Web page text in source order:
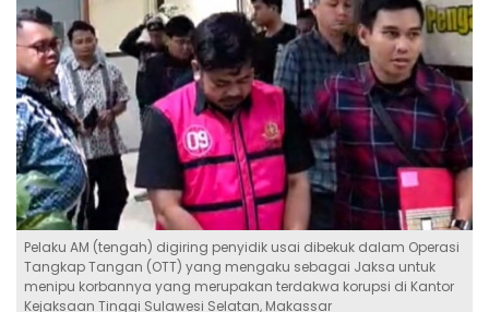
Pelaku AM (tengah) digiring penyidik usai dibekuk dalam Operasi
Tangkap Tangan (OTT) yang mengaku sebagai Jaksa untuk
menipu korbannya yang merupakan terdakwa korupsi di Kantor
Kejaksaan Tinggi Sulawesi Selatan, Makassar